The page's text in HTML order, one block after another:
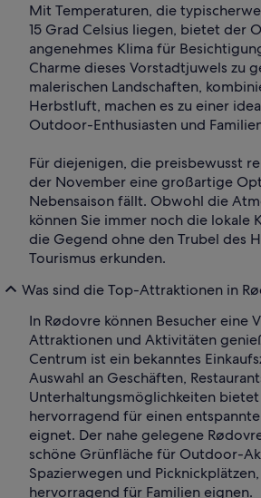
Mit Temperaturen, die
15 Grad Celsius liegen, bietet der
angenehmes Klima für
Charme dieses Vorstadtjuwels zu
malerischen Landschaften,
Herbstluft, machen es zu einer
Outdoor-Enthusiasten und
Für diejenigen, die preisbewusst
der November eine großartige
Nebensaison fällt. Obwohl die
können Sie immer noch die lokale
die Gegend ohne den Trubel des
Tourismus erkunden.
Was sind die Top-Attraktionen in
In Rødovre können Besucher eine
Attraktionen und Aktivitäten
Centrum ist ein bekanntes
Auswahl an Geschäften,
Unterhaltungsmöglichkeiten
hervorragend für einen
eignet. Der nahe gelegene
schöne Grünfläche für Outdoor-
Spazierwegen und
hervorragend für Familien eignen.